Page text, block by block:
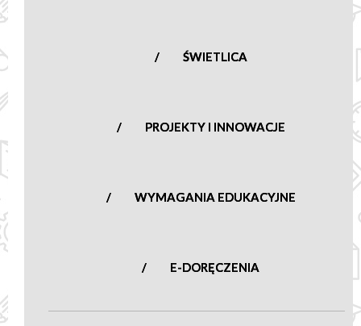
ŚWIETLICA
PROJEKTY I INNOWACJE
WYMAGANIA EDUKACYJNE
E-DORĘCZENIA